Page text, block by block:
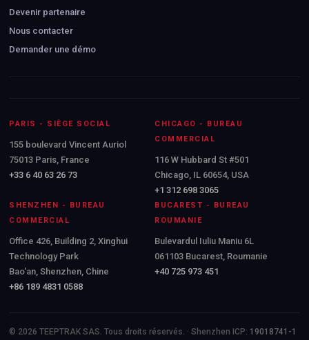
Devenir partenaire
Nous contacter
Demander une démo
PARIS - SIÈGE SOCIAL
155 boulevard Vincent Auriol
75013 Paris, France
+33 6 40 63 26 73
CHICAGO - BUREAU
COMMERCIAL
116 W Hubbard St #501
Chicago, IL 60654, USA
+1 312 698 3065
SHENZHEN - BUREAU
COMMERCIAL
Office 426, Building 2, Xinghui
Technology Park
Bao'an, Shenzhen, Chine
+86 189 4831 0588
BUCAREST - BUREAU
ROUMANIE
Bulevardul Iuliu Maniu 6L
061103 Bucarest, Roumanie
+40 725 973 451
© 2026 TEEPTRAK SAS. Tous droits réservés. · Shenzhen ICP: 19018741-1